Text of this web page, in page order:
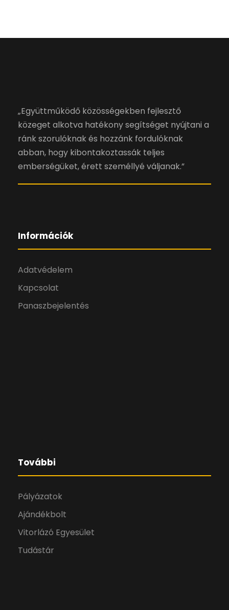
„Együttműködő közösségekben fejlesztő
közeget alkotva hatékony segítséget nyújtani a
ránk szorulóknak és hozzánk fordulóknak
abban, hogy kibontakoztassák teljes
emberségüket, érett személlyé váljanak.”
Információk
Adatvédelem
Kapcsolat
Panaszbejelentés
További
Pályázatok
Ajándékbolt
Vitorlázó Egyesület
Tudástár